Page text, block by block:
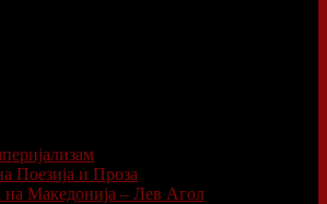
Поезија и Проза
на Македонија – Лев Агол